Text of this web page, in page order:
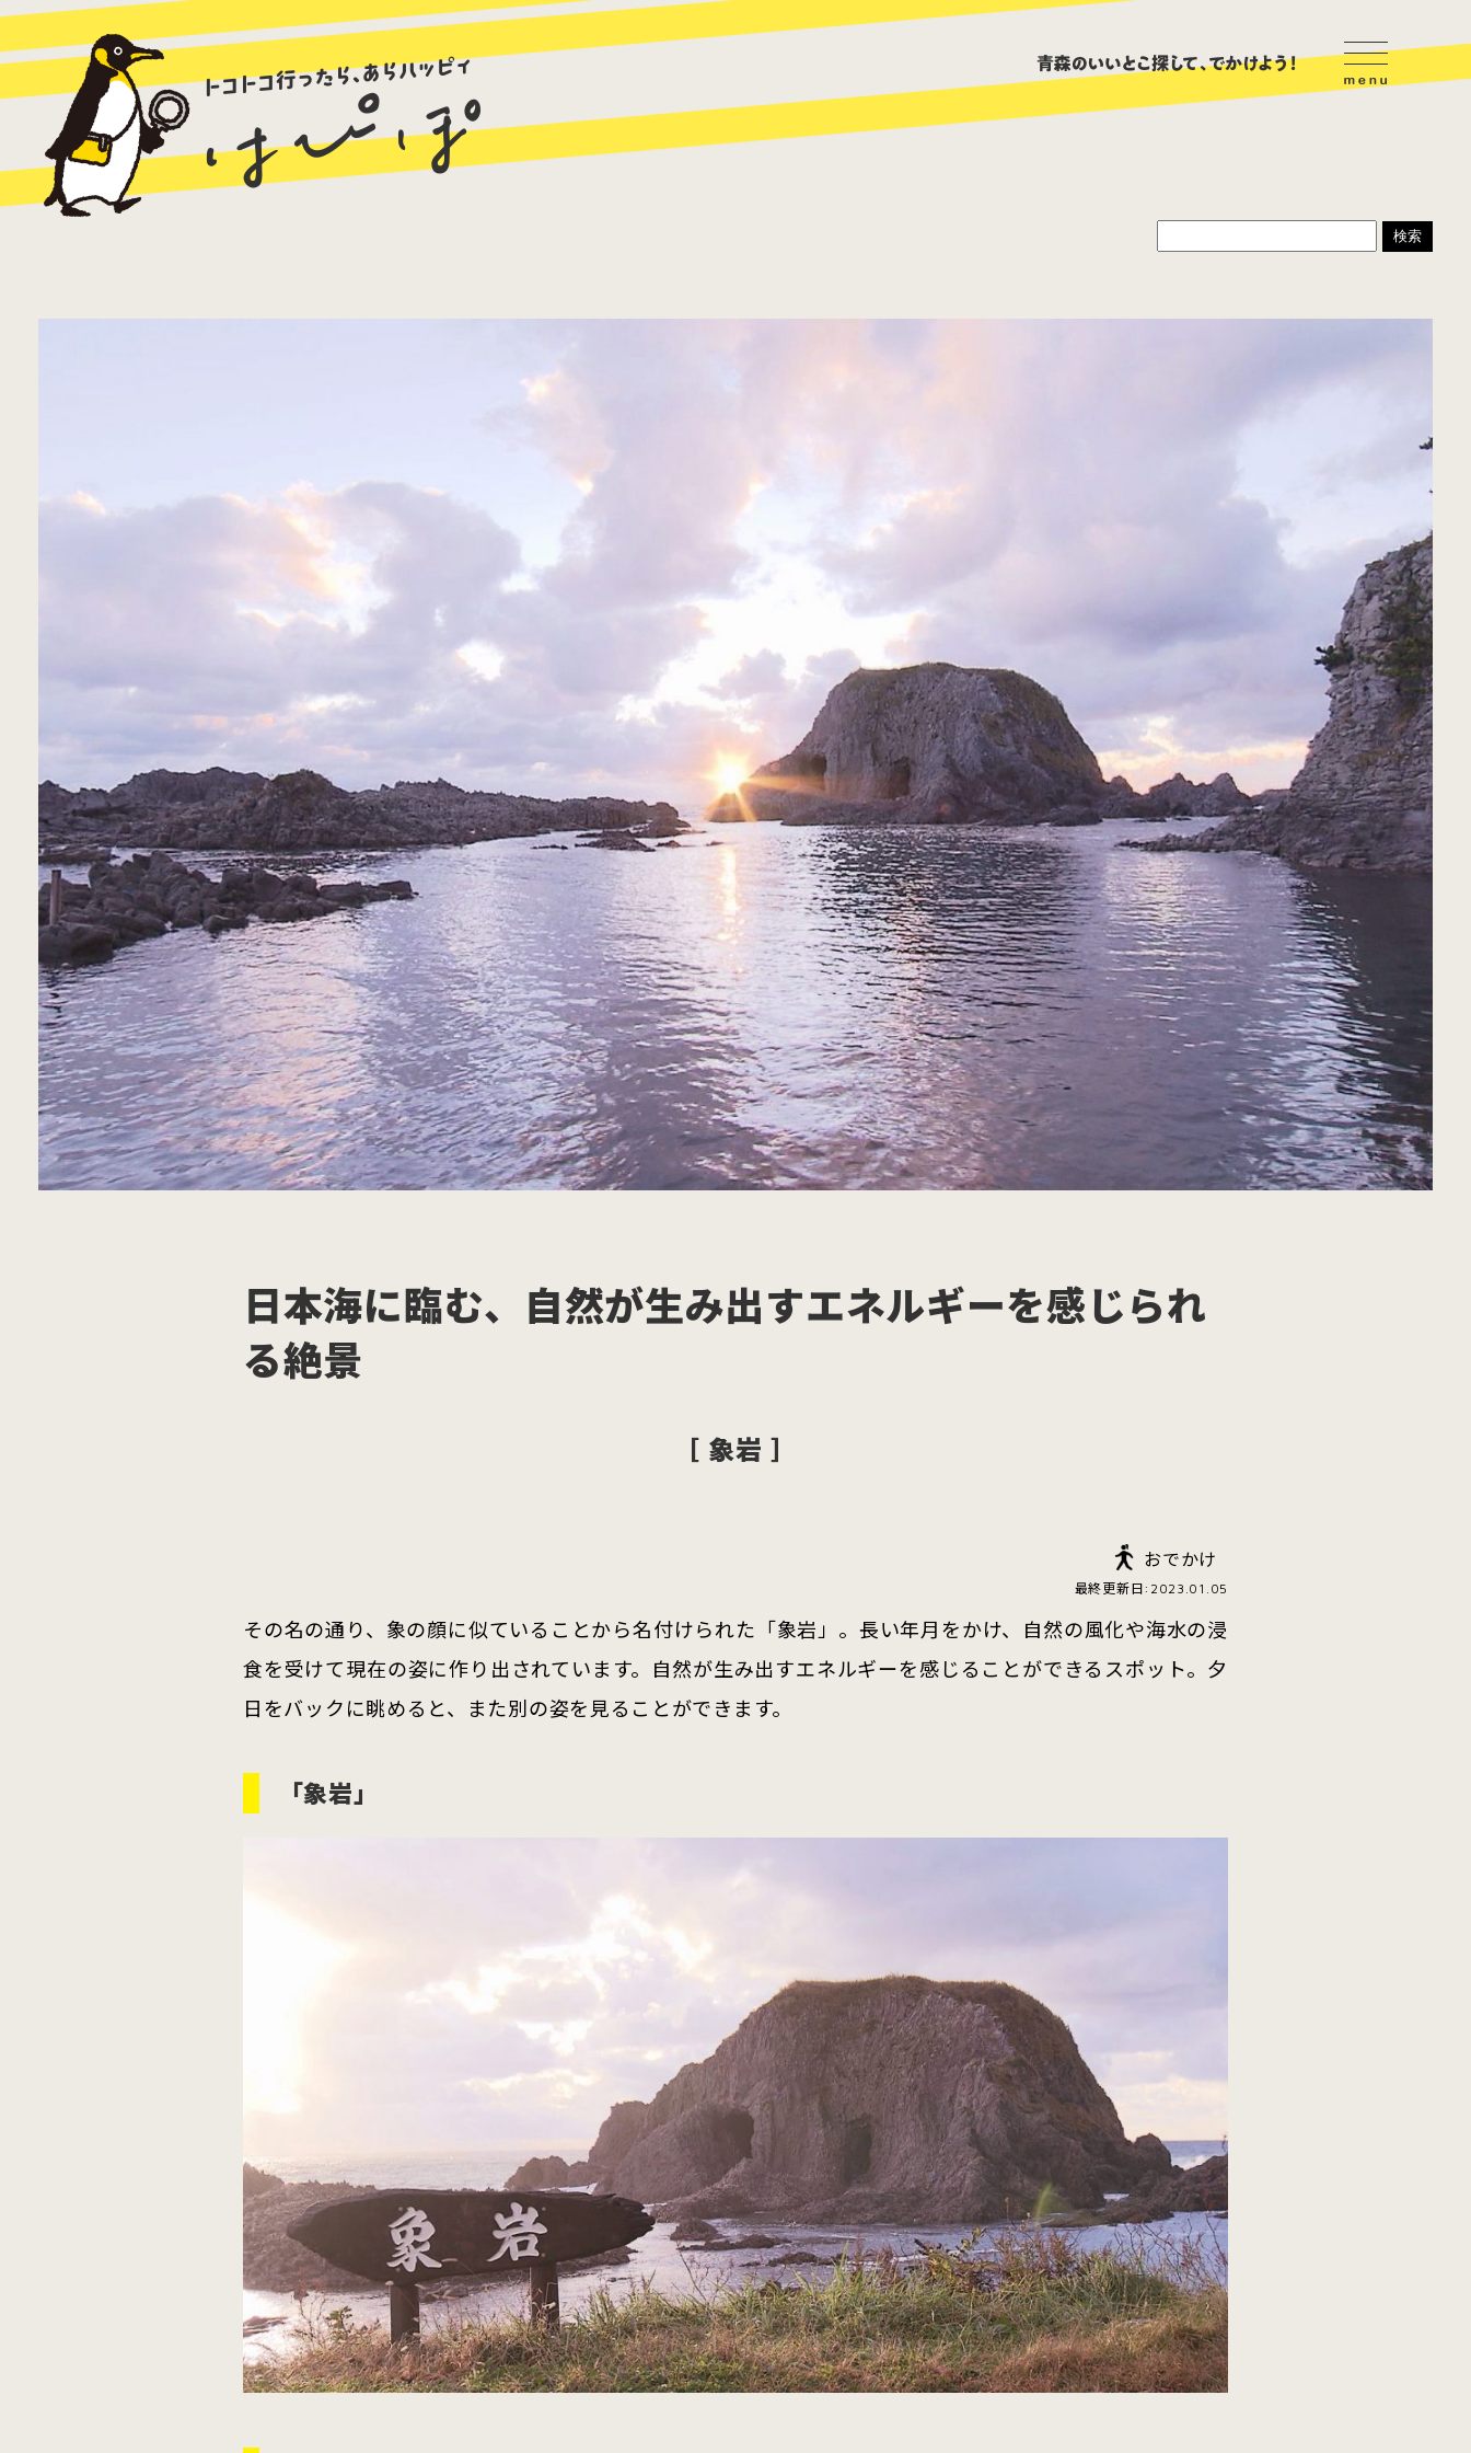
すべてのカテゴリをみる
つがる市 弘前市 黒石市 平川市 むつ市
三沢市 八戸市
すべてのエリアをみる
ホーム お問い合わせ 公式Instagram 公式X
日本海に臨む、自然が生み出すエネルギーを感じられ
る絶景
［ 象岩 ］
おでかけ
最終更新日:2023.01.05
その名の通り、象の顔に似ていることから名付けられた「象岩」。長い年月をかけ、自然の風化や海水の浸
食を受けて現在の姿に作り出されています。自然が生み出すエネルギーを感じることができるスポット。夕
日をバックに眺めると、また別の姿を見ることができます。
「象岩」